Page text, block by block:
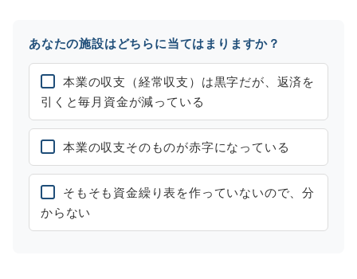
あなたの施設はどちらに当てはまりますか？
本業の収支（経常収支）は黒字だが、返済を
引くと毎月資金が減っている
本業の収支そのものが赤字になっている
そもそも資金繰り表を作っていないので、分
からない